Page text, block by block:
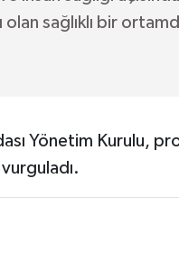
olan sağlıklı bir
Yönetim Kurulu,